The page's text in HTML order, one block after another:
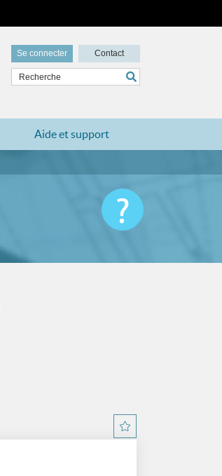
Se connecter Contact
Aide et support